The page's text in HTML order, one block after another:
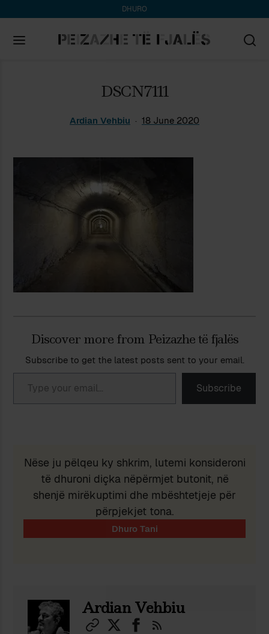
DHURO
DSCN7111
Ardian Vehbiu 18 June 2020
Discover more from Peizazhe të fjalës
Subscribe to get the latest posts sent to your email.
Type your email…
Subscribe
Nëse ju pëlqeu ky shkrim, lutemi konsideroni
të dhuroni diçka nëpërmjet butonit, në
shenjë mirëkuptimi dhe mbështetjeje për
përpjekjet tona.
Ardian Vehbiu